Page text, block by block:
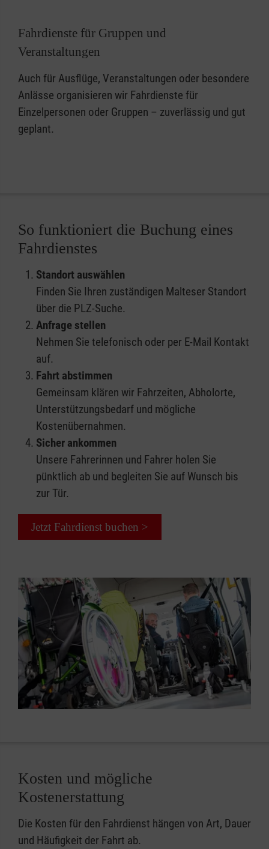
Fahrdienste für Gruppen und
Veranstaltungen
Auch für Ausflüge, Veranstaltungen oder besondere
Anlässe organisieren wir Fahrdienste für
Einzelpersonen oder Gruppen – zuverlässig und gut
geplant.
So funktioniert die Buchung eines
Fahrdienstes
Standort auswählen
Finden Sie Ihren zuständigen Malteser Standort
über die PLZ-Suche.
Anfrage stellen
Nehmen Sie telefonisch oder per E-Mail Kontakt
auf.
Fahrt abstimmen
Gemeinsam klären wir Fahrzeiten, Abholorte,
Unterstützungsbedarf und mögliche
Kostenübernahmen.
Sicher ankommen
Unsere Fahrerinnen und Fahrer holen Sie
pünktlich ab und begleiten Sie auf Wunsch bis
zur Tür.
Jetzt Fahrdienst buchen >
Kosten und mögliche
Kostenerstattung
Die Kosten für den Fahrdienst hängen von Art, Dauer
und Häufigkeit der Fahrt ab.